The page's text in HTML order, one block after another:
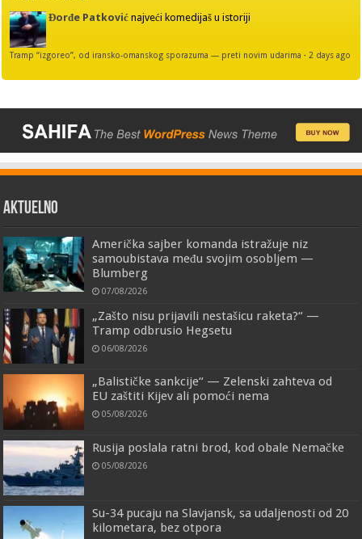
Đorđe Patković najveći komedijaš u istoriji
Tramp “izgoreo”, od iransko-omanskog sporazuma — preti novim udarima · 2 days ago
AKTUELNO
Američka sajber komanda istražuje niz
samoubistava među svojim osobljem —
Blumberg
07/08/2026
„Zašto nisu prijavili nestašicu raketa?“ —
Tramp odbrusio Hegsetu
06/08/2026
„Balističke sankcije“ — Zelenski zahteva od
EU zaštiti Kijev ali pomoći nema
05/08/2026
Rusija poslala ratni brod, kod obale Nemačke
05/08/2026
Su-34 pucaju na Slavjansk, sa udaljenosti od 20
kilometara, bez otpora